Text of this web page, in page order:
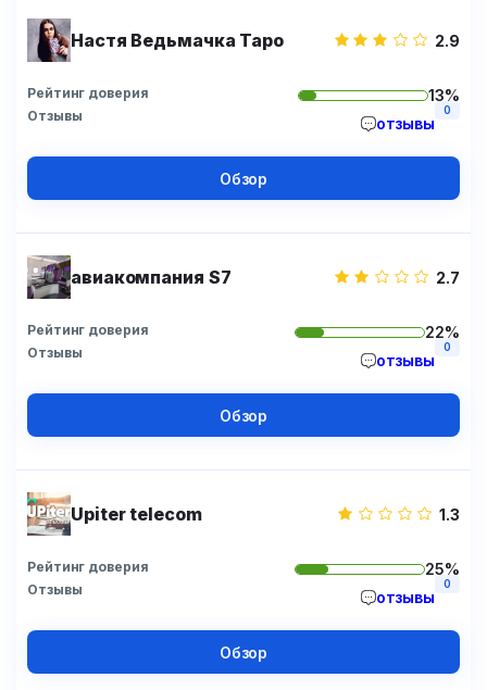
Настя Ведьмачка Таро 2.9
Рейтинг доверия 13%
Отзывы отзывы
0
Обзор
авиакомпания S7 2.7
Рейтинг доверия 22%
Отзывы отзывы
0
Обзор
Upiter telecom 1.3
Рейтинг доверия 25%
Отзывы отзывы
0
Обзор